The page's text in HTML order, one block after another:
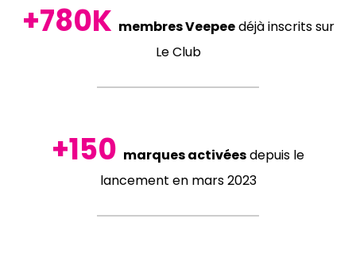
+780K membresVeepeedéjà inscrits sur
Le Club
+150 marquesactivéesdepuis le
lancement en mars 2023